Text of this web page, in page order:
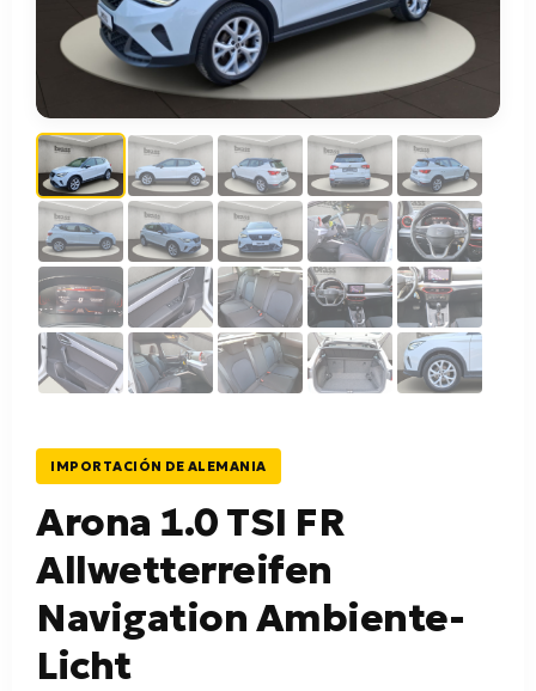
IMPORTACIÓN DE ALEMANIA
Arona 1.0 TSI FR
Allwetterreifen
Navigation Ambiente-
Licht